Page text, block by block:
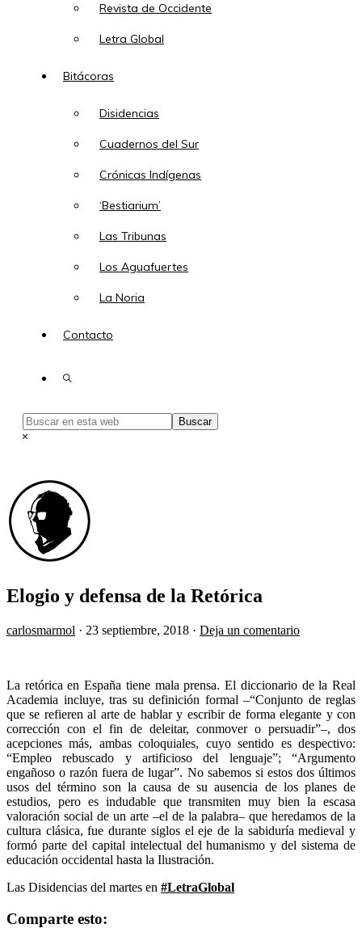
Revista de Occidente
Letra Global
Bitácoras
Disidencias
Cuadernos del Sur
Crónicas Indígenas
‘Bestiarium’
Las Tribunas
Los Aguafuertes
La Noria
Contacto
Show
Buscar
en
Hide
Elogio y defensa de la Retórica
carlosmarmol · 23 septiembre, 2018 · Deja un comentario
La retórica en España tiene mala prensa. El diccionario de la Real
Academia incluye, tras su definición formal –“Conjunto de reglas
que se refieren al arte de hablar y escribir de forma elegante y con
corrección con el fin de deleitar, conmover o persuadir”–, dos
acepciones más, ambas coloquiales, cuyo sentido es despectivo:
“Empleo rebuscado y artificioso del lenguaje”; “Argumento
engañoso o razón fuera de lugar”. No sabemos si estos dos últimos
usos del término son la causa de su ausencia de los planes de
estudios, pero es indudable que transmiten muy bien la escasa
valoración social de un arte –el de la palabra– que heredamos de la
cultura​ clásica, fue durante siglos el eje de la sabiduría medieval y
formó parte del capital intelectual del humanismo y del sistema de
educación occidental hasta la Ilustración.
Las Disidencias del martes en #LetraGlobal
Comparte esto: